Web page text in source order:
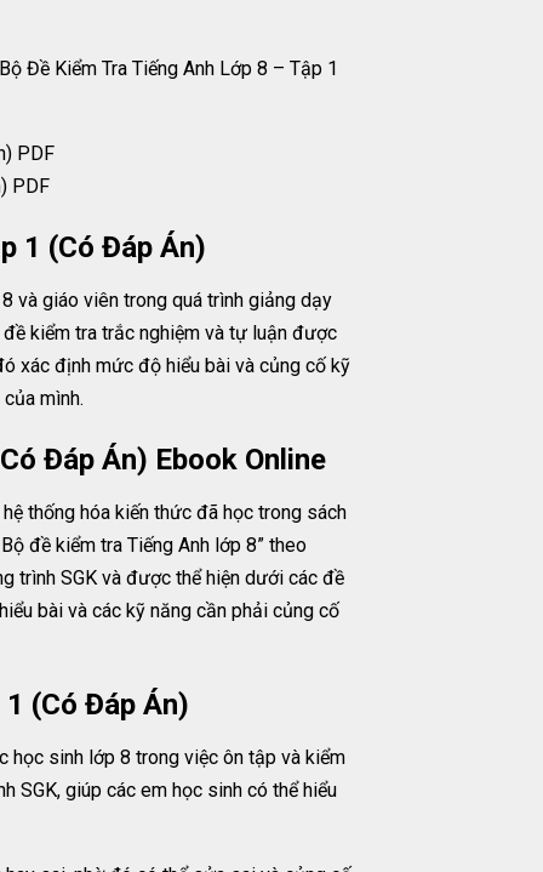
Đề Kiểm Tra Tiếng Anh Lớp 8 – Tập 1
PDF
1 (Có Đáp Án)
và giáo viên trong quá trình giảng dạy
kiểm tra trắc nghiệm và tự luận được
xác định mức độ hiểu bài và củng cố kỹ
mình.
Đáp Án) Ebook Online
thống hóa kiến thức đã học trong sách
đề kiểm tra Tiếng Anh lớp 8” theo
trình SGK và được thể hiện dưới các đề
bài và các kỹ năng cần phải củng cố
(Có Đáp Án)
học sinh lớp 8 trong việc ôn tập và kiểm
SGK, giúp các em học sinh có thể hiểu